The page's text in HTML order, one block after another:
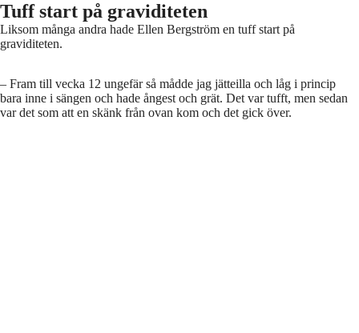
Tuff start på graviditeten
Liksom många andra hade Ellen Bergström en tuff start på
graviditeten.
– Fram till vecka 12 ungefär så mådde jag jätteilla och låg i princip
bara inne i sängen och hade ångest och grät. Det var tufft, men sedan
var det som att en skänk från ovan kom och det gick över.